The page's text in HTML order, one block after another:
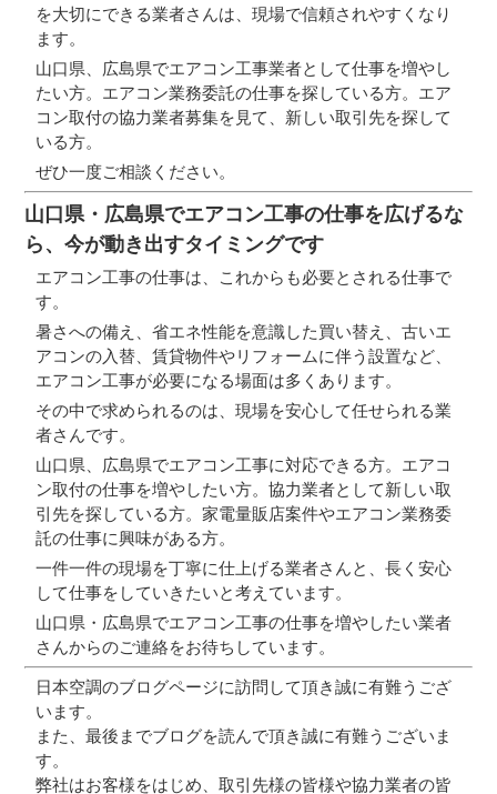
を大切にできる業者さんは、現場で信頼されやすくなり
ます。
山口県、広島県でエアコン工事業者として仕事を増やし
たい方。エアコン業務委託の仕事を探している方。エア
コン取付の協力業者募集を見て、新しい取引先を探して
いる方。
ぜひ一度ご相談ください。
山口県・広島県でエアコン工事の仕事を広げるな
ら、今が動き出すタイミングです
エアコン工事の仕事は、これからも必要とされる仕事で
す。
暑さへの備え、省エネ性能を意識した買い替え、古いエ
アコンの入替、賃貸物件やリフォームに伴う設置など、
エアコン工事が必要になる場面は多くあります。
その中で求められるのは、現場を安心して任せられる業
者さんです。
山口県、広島県でエアコン工事に対応できる方。エアコ
ン取付の仕事を増やしたい方。協力業者として新しい取
引先を探している方。家電量販店案件やエアコン業務委
託の仕事に興味がある方。
一件一件の現場を丁寧に仕上げる業者さんと、長く安心
して仕事をしていきたいと考えています。
山口県・広島県でエアコン工事の仕事を増やしたい業者
さんからのご連絡をお待ちしています。
日本空調のブログページに訪問して頂き誠に有難うござ
います。
また、最後までブログを読んで頂き誠に有難うございま
す。
弊社はお客様をはじめ、取引先様の皆様や協力業者の皆